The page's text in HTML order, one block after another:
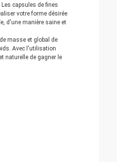
capsules de fines
votre forme désirée
d'une manière saine et
masse et global de
Avec l'utilisation
naturelle de gagner le